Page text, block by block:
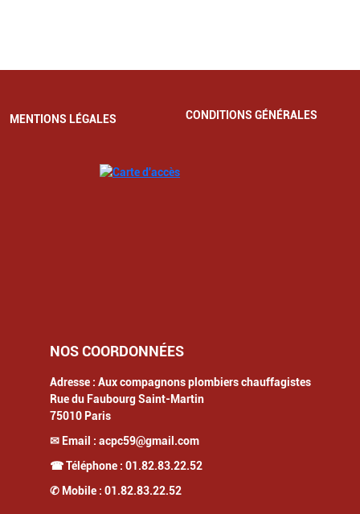
MENTIONS LÉGALES CONDITIONS GÉNÉRALES
NOS COORDONNÉES
Adresse : Aux compagnons plombiers chauffagistes
Rue du Faubourg Saint-Martin
75010 Paris
✉ Email : acpc59@gmail.com
☎ Téléphone : 01.82.83.22.52
✆ Mobile : 01.82.83.22.52